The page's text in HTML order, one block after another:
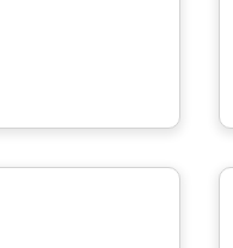
Condo/Appartement